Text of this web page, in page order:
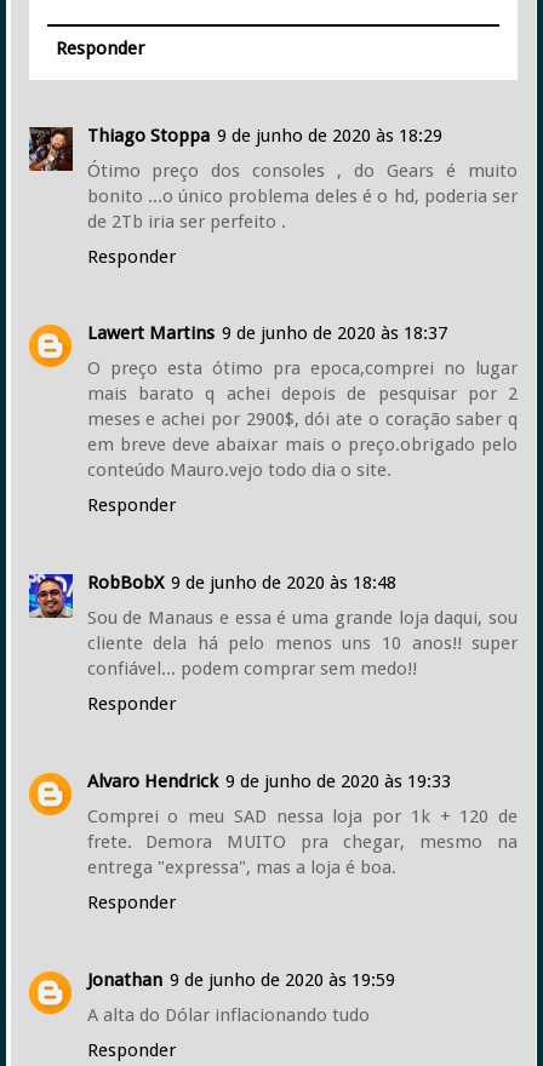
Responder
Thiago Stoppa 9 de junho de 2020 às 18:29
Ótimo preço dos consoles , do Gears é muito
bonito ...o único problema deles é o hd, poderia ser
de 2Tb iria ser perfeito .
Responder
Lawert Martins 9 de junho de 2020 às 18:37
O preço esta ótimo pra epoca,comprei no lugar
mais barato q achei depois de pesquisar por 2
meses e achei por 2900$, dói ate o coração saber q
em breve deve abaixar mais o preço.obrigado pelo
conteúdo Mauro.vejo todo dia o site.
Responder
RobBobX 9 de junho de 2020 às 18:48
Sou de Manaus e essa é uma grande loja daqui, sou
cliente dela há pelo menos uns 10 anos!! super
confiável... podem comprar sem medo!!
Responder
Alvaro Hendrick 9 de junho de 2020 às 19:33
Comprei o meu SAD nessa loja por 1k + 120 de
frete. Demora MUITO pra chegar, mesmo na
entrega "expressa", mas a loja é boa.
Responder
Jonathan 9 de junho de 2020 às 19:59
A alta do Dólar inflacionando tudo
Responder